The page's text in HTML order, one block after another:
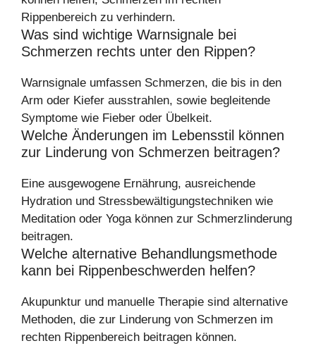
Rippenbereich zu verhindern.
Was sind wichtige Warnsignale bei
Schmerzen rechts unter den Rippen?
Warnsignale umfassen Schmerzen, die bis in den
Arm oder Kiefer ausstrahlen, sowie begleitende
Symptome wie Fieber oder Übelkeit.
Welche Änderungen im Lebensstil können
zur Linderung von Schmerzen beitragen?
Eine ausgewogene Ernährung, ausreichende
Hydration und Stressbewältigungstechniken wie
Meditation oder Yoga können zur Schmerzlinderung
beitragen.
Welche alternative Behandlungsmethode
kann bei Rippenbeschwerden helfen?
Akupunktur und manuelle Therapie sind alternative
Methoden, die zur Linderung von Schmerzen im
rechten Rippenbereich beitragen können.